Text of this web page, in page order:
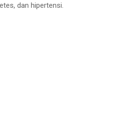
dan hipertensi.